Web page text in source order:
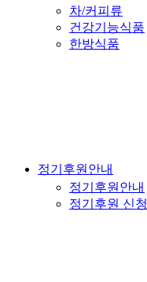
차/커피류
건강기능식품
한방식품
정기후원안내
정기후원안내
정기후원 신청